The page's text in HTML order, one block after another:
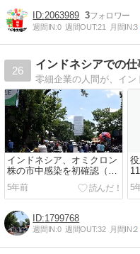
2063989 3
週間IN:0 週間OUT:21 月間IN:3
26
インドネシアでの仕
インドネシア、オミクロン
株の市中感染を初確認（12
月28日）
5年前
5
1799768
週間IN:0 週間OUT:32 月間IN:2